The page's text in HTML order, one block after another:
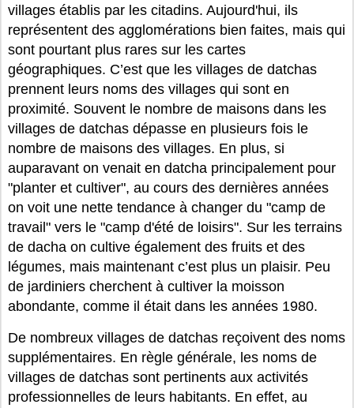
villages établis par les citadins. Aujourd'hui, ils
représentent des agglomérations bien faites, mais qui
sont pourtant plus rares sur les cartes
géographiques. C’est que les villages de datchas
prennent leurs noms des villages qui sont en
proximité. Souvent le nombre de maisons dans les
villages de datchas dépasse en plusieurs fois le
nombre de maisons des villages. En plus, si
auparavant on venait en datcha principalement pour
"planter et cultiver", au cours des dernières années
on voit une nette tendance à changer du "camp de
travail" vers le "camp d'été de loisirs". Sur les terrains
de dacha on cultive également des fruits et des
légumes, mais maintenant c’est plus un plaisir. Peu
de jardiniers cherchent à cultiver la moisson
abondante, comme il était dans les années 1980.
De nombreux villages de datchas reçoivent des noms
supplémentaires. En règle générale, les noms de
villages de datchas sont pertinents aux activités
professionnelles de leurs habitants. En effet, au